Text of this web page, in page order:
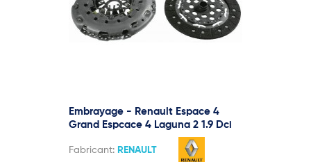
Embrayage - Renault Espace 4
Grand Espcace 4 Laguna 2 1.9 Dci
Fabricant: RENAULT